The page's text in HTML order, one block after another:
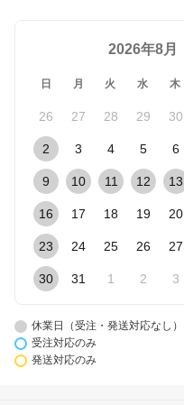
2026年8月
日 月 火 水 木
26 27 28 29 30
2 3 4 5 6
9 10 11 12 13
16 17 18 19 20
23 24 25 26 27
30 31 1 2 3
休業日（受注・発送対応なし）
受注対応のみ
発送対応のみ